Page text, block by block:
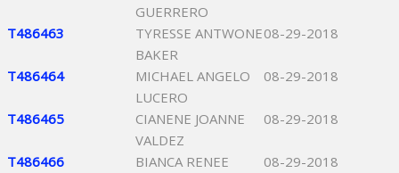
GUERRERO
T486463
TYRESSE ANTWONE
BAKER
08-29-2018
T486464
MICHAEL ANGELO
LUCERO
08-29-2018
T486465
CIANENE JOANNE
VALDEZ
08-29-2018
T486466
BIANCA RENEE
08-29-2018